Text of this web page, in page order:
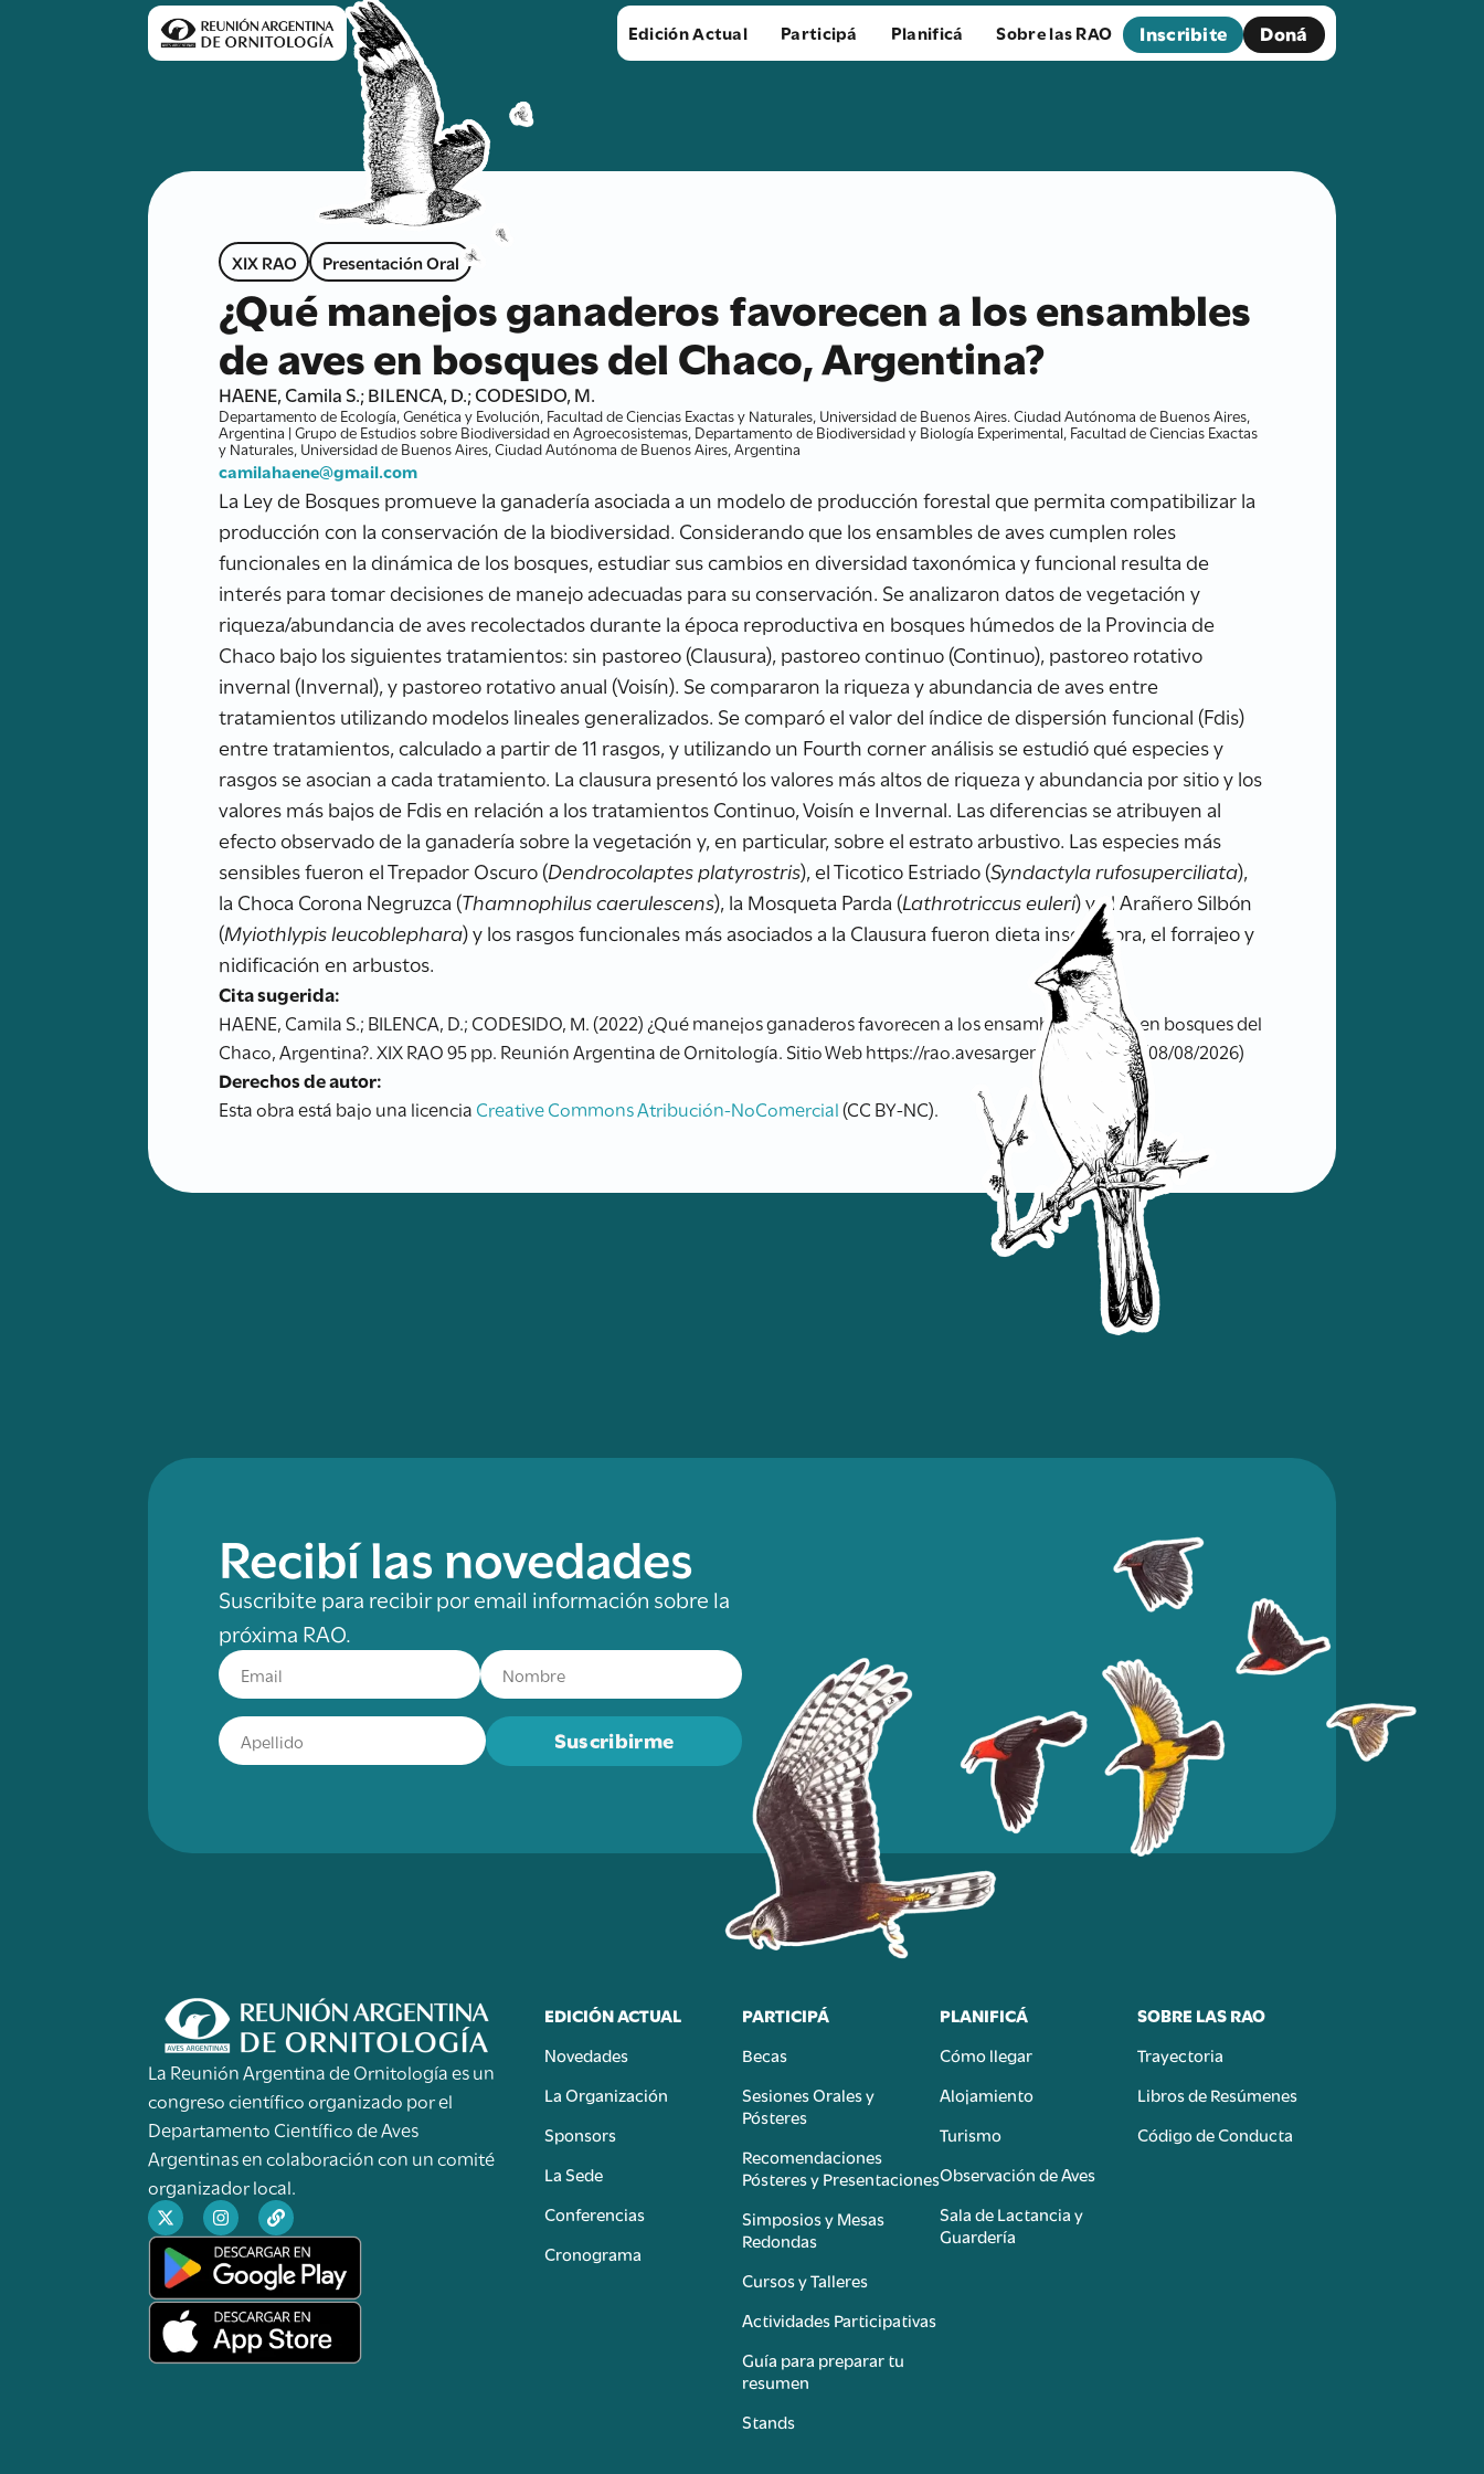
Edición Actual Participá Planificá Sobre las RAO Inscribite Doná
XIX RAO Presentación Oral
¿Qué manejos ganaderos favorecen a los ensambles
de aves en bosques del Chaco, Argentina?
HAENE, Camila S.; BILENCA, D.; CODESIDO, M.
Departamento de Ecología, Genética y Evolución, Facultad de Ciencias Exactas y Naturales, Universidad de Buenos Aires. Ciudad Autónoma de Buenos Aires,
Argentina | Grupo de Estudios sobre Biodiversidad en Agroecosistemas, Departamento de Biodiversidad y Biología Experimental, Facultad de Ciencias Exactas
y Naturales, Universidad de Buenos Aires, Ciudad Autónoma de Buenos Aires, Argentina
camilahaene@gmail.com
La Ley de Bosques promueve la ganadería asociada a un modelo de producción forestal que permita compatibilizar la
producción con la conservación de la biodiversidad. Considerando que los ensambles de aves cumplen roles
funcionales en la dinámica de los bosques, estudiar sus cambios en diversidad taxonómica y funcional resulta de
interés para tomar decisiones de manejo adecuadas para su conservación. Se analizaron datos de vegetación y
riqueza/abundancia de aves recolectados durante la época reproductiva en bosques húmedos de la Provincia de
Chaco bajo los siguientes tratamientos: sin pastoreo (Clausura), pastoreo continuo (Continuo), pastoreo rotativo
invernal (Invernal), y pastoreo rotativo anual (Voisín). Se compararon la riqueza y abundancia de aves entre
tratamientos utilizando modelos lineales generalizados. Se comparó el valor del índice de dispersión funcional (Fdis)
entre tratamientos, calculado a partir de 11 rasgos, y utilizando un Fourth corner análisis se estudió qué especies y
rasgos se asocian a cada tratamiento. La clausura presentó los valores más altos de riqueza y abundancia por sitio y los
valores más bajos de Fdis en relación a los tratamientos Continuo, Voisín e Invernal. Las diferencias se atribuyen al
efecto observado de la ganadería sobre la vegetación y, en particular, sobre el estrato arbustivo. Las especies más
sensibles fueron el Trepador Oscuro (Dendrocolaptes platyrostris), el Ticotico Estriado (Syndactyla rufosuperciliata),
la Choca Corona Negruzca (Thamnophilus caerulescens), la Mosqueta Parda (Lathrotriccus euleri) y el Arañero Silbón
(Myiothlypis leucoblephara) y los rasgos funcionales más asociados a la Clausura fueron dieta insectívora, el forrajeo y
nidificación en arbustos.
Cita sugerida:
HAENE, Camila S.; BILENCA, D.; CODESIDO, M. (2022) ¿Qué manejos ganaderos favorecen a los ensambles de aves en bosques del
Chaco, Argentina?. XIX RAO 95 pp. Reunión Argentina de Ornitología. Sitio Web https://rao.avesargentinas.org.ar/ (08/08/2026)
Derechos de autor:
Esta obra está bajo una licencia Creative Commons Atribución-NoComercial(CC BY-NC).
Recibí las novedades
Suscribite para recibir por email información sobre la
próxima RAO.
Suscribirme
La Reunión Argentina de Ornitología es un
congreso científico organizado por el
Departamento Científico de Aves
Argentinas en colaboración con un comité
organizador local.
EDICIÓN ACTUAL
Novedades
La Organización
Sponsors
La Sede
Conferencias
Cronograma
PARTICIPÁ
Becas
Sesiones Orales y
Pósteres
Recomendaciones
Pósteres y Presentaciones
Simposios y Mesas
Redondas
Cursos y Talleres
Actividades Participativas
Guía para preparar tu
resumen
Stands
PLANIFICÁ
Cómo llegar
Alojamiento
Turismo
Observación de Aves
Sala de Lactancia y
Guardería
SOBRE LAS RAO
Trayectoria
Libros de Resúmenes
Código de Conducta